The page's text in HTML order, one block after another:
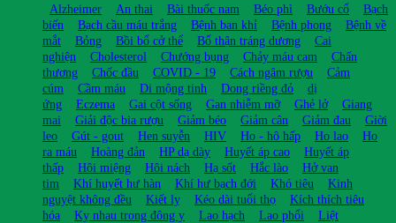
Alzheimer An thai Bài thuốc nam Béo phì Bướu cổ
Bạch
biến
Bạch cầu máu trắng Bệnh ban khỉ Bệnh phong
Bệnh về
mắt
Bỏng Bồi bổ cở thể Bổ thận tráng dương
Cai
nghiện
Cholesterol Chướng bụng Chảy máu cam
Chấn
thương
Chốc đầu COVID - 19 Cách ngâm rượu
Cảm
cúm
Cầm máu Di mộng tinh Dong riềng đỏ
dị
ứng
Eczema Gai cột sống Gan nhiễm mỡ Ghẻ lở
Giang
mai
Giải độc bia rượu Giảm béo Giảm cân Giảm đau
Giời
leo
Gút - gout Hen suyễn HIV Ho - hô hấp Ho lao
Ho
ra máu
Hoàng đản HP dạ dày Huyết áp cao
Huyết áp
thấp
Hôi miệng Hôi nách Hạ sốt Hắc lào
Hở van
tim
Khí huyết hư hàn Khí hư bạch đới Khó tiêu
Kinh
nguyệt không đều
Kiết lỵ Kéo dài tuổi thọ
Kích thích tiêu
hóa
Kỵ nhau trong đông y Lao hạch Lao phổi
Liệt